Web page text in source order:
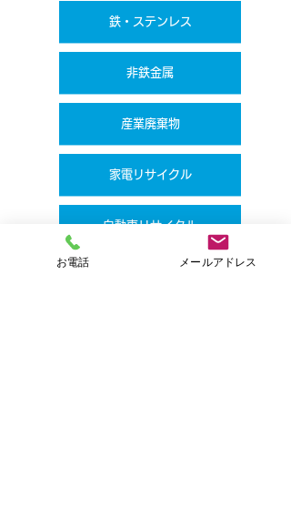
​鉄・ステンレス
​非鉄金属
​産業廃棄物
​家電リサイクル
​自動車リサイクル
お電話 メールアドレス